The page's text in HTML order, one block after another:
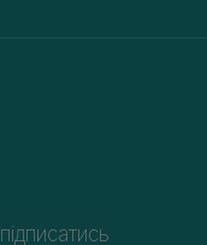
підписатись